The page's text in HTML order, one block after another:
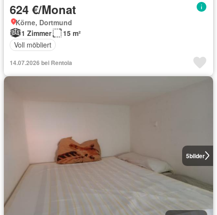
624 €/Monat
Körne, Dortmund
1 Zimmer
15 m²
Voll möbliert
14.07.2026 bei Rentola
5bilder